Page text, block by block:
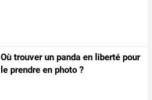
Où trouver un panda en liberté pour
le prendre en photo ?